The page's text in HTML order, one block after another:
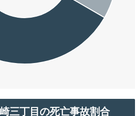
三丁目の死亡事故割合